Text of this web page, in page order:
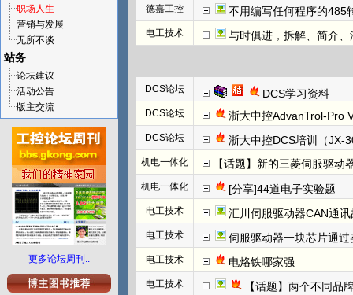
职场人生
营销与发展
无所不谈
站务
论坛建议
活动公告
版主交流
更多论坛周刊..
德嘉工控 不用编写任何程序的485
电工技术 与时俱进，拆解、简介
DCS论坛 DCS学习资料
DCS论坛 浙大中控AdvanTrol-Pro
DCS论坛 浙大中控DCS培训（JX-
机电一体化 【话题】新的三菱伺服驱
机电一体化 [分享]44道电子实验题
电工技术 汇川伺服驱动器CAN通讯
电工技术 伺服驱动器一块芯片通
电工技术 电烙铁哪家强
电工技术 【话题】两个不同品